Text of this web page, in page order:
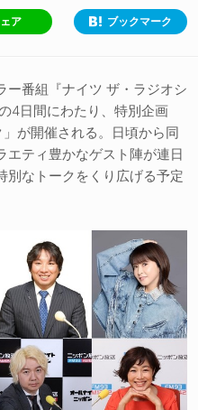
ア ブックマーク
ー番組『ナイツ ザ・ラジオシ
4日間にわたり、特別企画
」が開催される。日頃から同
エティ豊かなゲスト陣が連日
別なトークをくり広げる予定